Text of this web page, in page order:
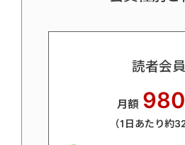
読者会員
月額 980
（1日あたり約